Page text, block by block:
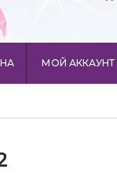
МОЙ АККАУНТ